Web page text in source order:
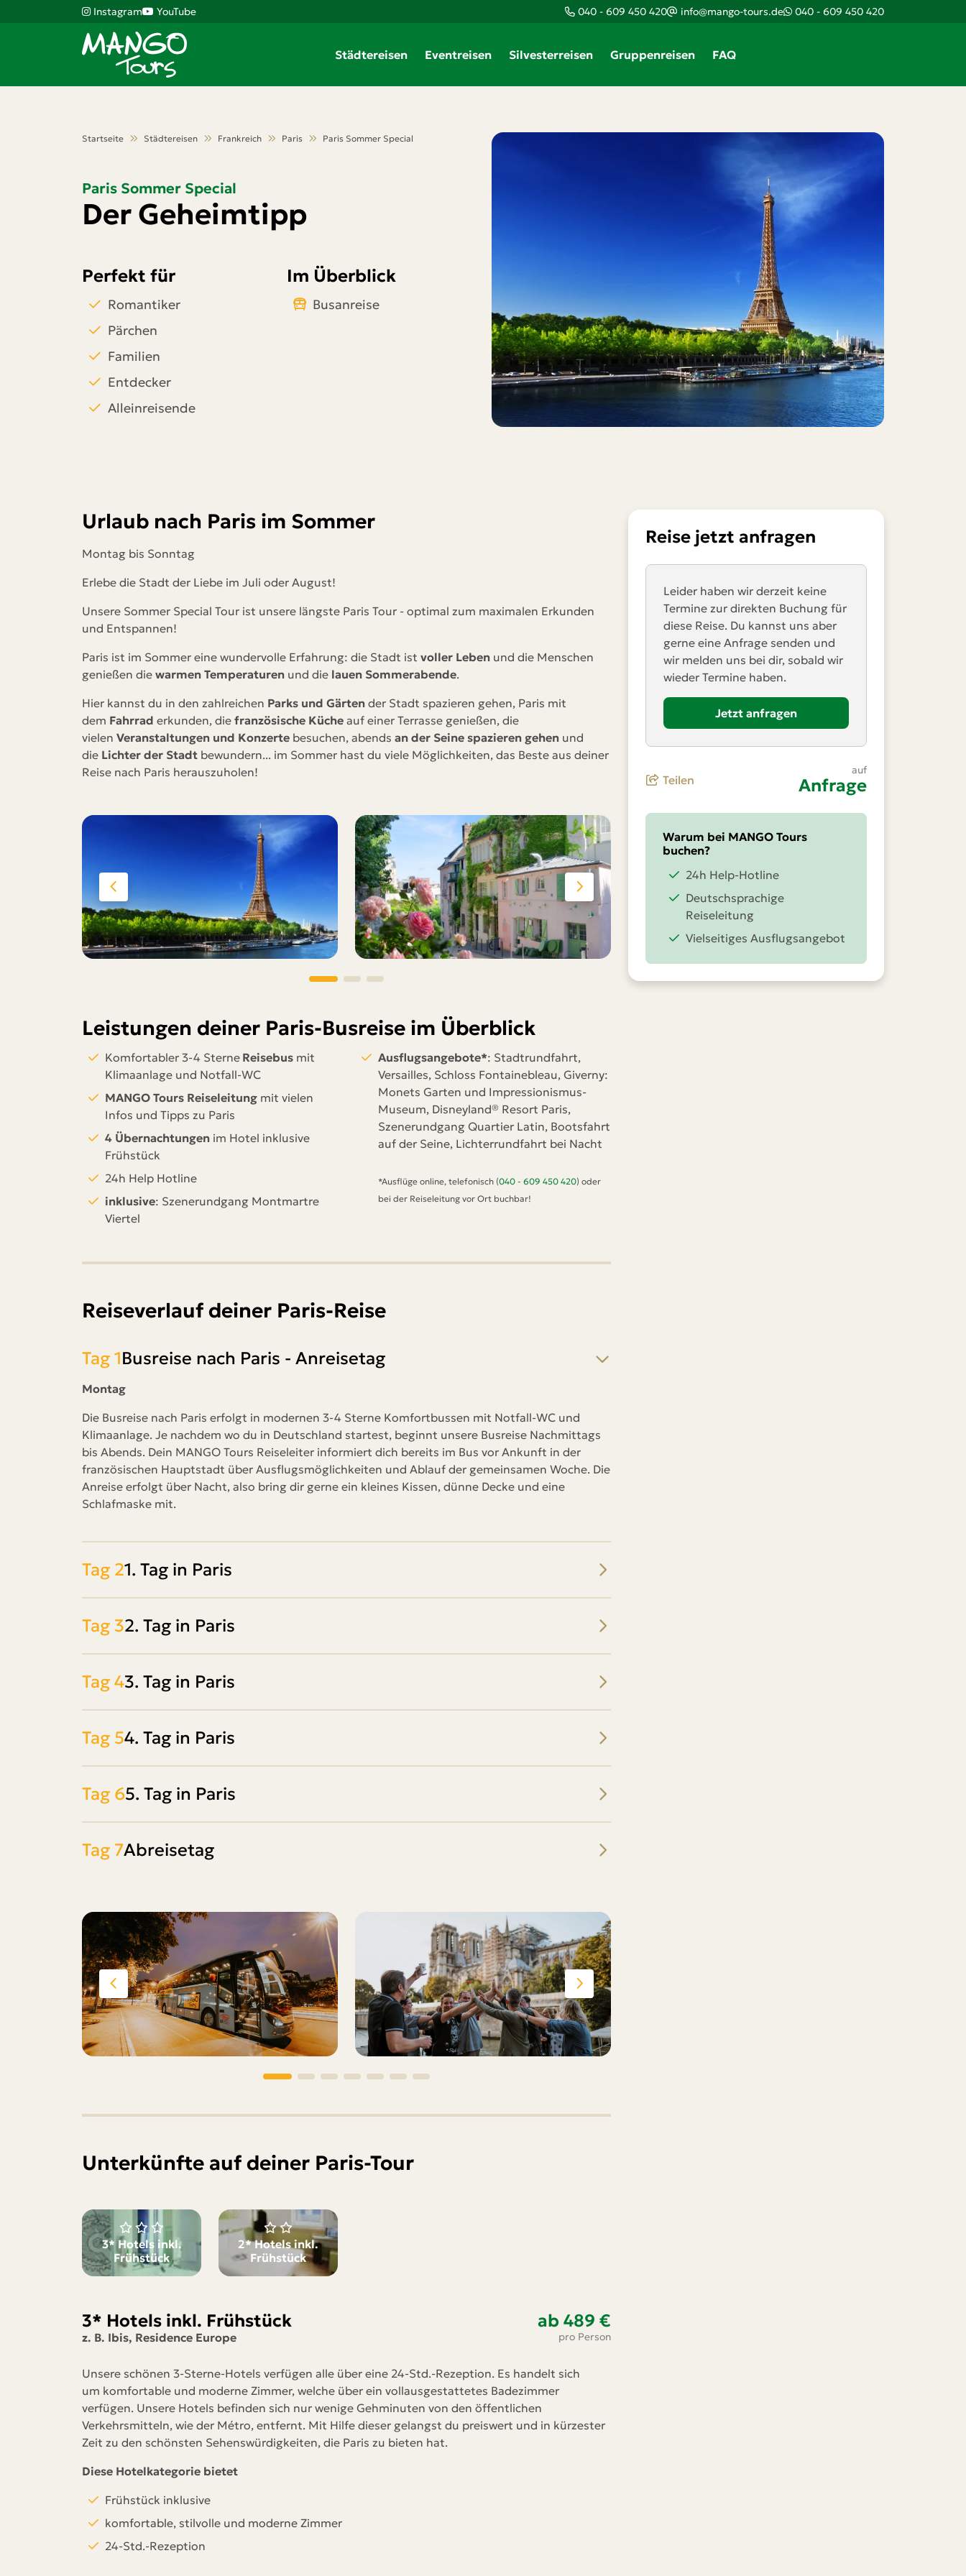
Instagram YouTube 040 - 609 450 420 info@mango-tours.de 040 - 609 450 420
Städtereisen Eventreisen Silvesterreisen Gruppenreisen FAQ
Startseite Städtereisen Frankreich Paris Paris Sommer Special
Paris Sommer Special
Der Geheimtipp
Perfekt für
Romantiker
Pärchen
Familien
Entdecker
Alleinreisende
Im Überblick
Busanreise
Urlaub nach Paris im Sommer
Montag bis Sonntag
Erlebe die Stadt der Liebe im Juli oder August!
Unsere Sommer Special Tour ist unsere längste Paris Tour - optimal zum maximalen Erkunden
und Entspannen!
Paris ist im Sommer eine wundervolle Erfahrung: die Stadt ist voller Leben und die Menschen
genießen die warmen Temperaturen und die lauen Sommerabende.
Hier kannst du in den zahlreichen Parks und Gärten der Stadt spazieren gehen, Paris mit
dem Fahrrad erkunden, die französische Küche auf einer Terrasse genießen, die
vielen Veranstaltungen und Konzerte besuchen, abends an der Seine spazieren gehen und
die Lichter der Stadt bewundern... im Sommer hast du viele Möglichkeiten, das Beste aus deiner
Reise nach Paris herauszuholen!
Leistungen deiner Paris-Busreise im Überblick
Komfortabler 3-4 Sterne Reisebus mit
Klimaanlage und Notfall-WC
MANGO Tours Reiseleitung mit vielen
Infos und Tipps zu Paris
4 Übernachtungen im Hotel inklusive
Frühstück
24h Help Hotline
inklusive: Szenerundgang Montmartre
Viertel
Ausflugsangebote*: Stadtrundfahrt,
Versailles, Schloss Fontainebleau, Giverny:
Monets Garten und Impressionismus-
Museum, Disneyland® Resort Paris,
Szenerundgang Quartier Latin, Bootsfahrt
auf der Seine, Lichterrundfahrt bei Nacht
*Ausflüge online, telefonisch (040 - 609 450 420) oder
bei der Reiseleitung vor Ort buchbar!
Reiseverlauf deiner Paris-Reise
Tag 1Busreise nach Paris - Anreisetag
Montag
Die Busreise nach Paris erfolgt in modernen 3-4 Sterne Komfortbussen mit Notfall-WC und
Klimaanlage. Je nachdem wo du in Deutschland startest, beginnt unsere Busreise Nachmittags
bis Abends. Dein MANGO Tours Reiseleiter informiert dich bereits im Bus vor Ankunft in der
französischen Hauptstadt über Ausflugsmöglichkeiten und Ablauf der gemeinsamen Woche. Die
Anreise erfolgt über Nacht, also bring dir gerne ein kleines Kissen, dünne Decke und eine
Schlafmaske mit.
Tag 21. Tag in Paris
Tag 32. Tag in Paris
Tag 43. Tag in Paris
Tag 54. Tag in Paris
Tag 65. Tag in Paris
Tag 7Abreisetag
Unterkünfte auf deiner Paris-Tour
3* Hotels inkl.
Frühstück
2* Hotels inkl.
Frühstück
3* Hotels inkl. Frühstück
z. B. Ibis, Residence Europe
ab 489 €
pro Person
Unsere schönen 3-Sterne-Hotels verfügen alle über eine 24-Std.-Rezeption. Es handelt sich
um komfortable und moderne Zimmer, welche über ein vollausgestattetes Badezimmer
verfügen. Unsere Hotels befinden sich nur wenige Gehminuten von den öffentlichen
Verkehrsmitteln, wie der Métro, entfernt. Mit Hilfe dieser gelangst du preiswert und in kürzester
Zeit zu den schönsten Sehenswürdigkeiten, die Paris zu bieten hat.
Diese Hotelkategorie bietet
Frühstück inklusive
komfortable, stilvolle und moderne Zimmer
24-Std.-Rezeption
Reise jetzt anfragen
Leider haben wir derzeit keine
Termine zur direkten Buchung für
diese Reise. Du kannst uns aber
gerne eine Anfrage senden und
wir melden uns bei dir, sobald wir
wieder Termine haben.
Jetzt anfragen
Teilen
Teile diese Reise
Der Geheimtipp
WhatsApp
Telegram
per E-Mail senden
auf
Anfrage
Warum bei MANGO Tours
buchen?
24h Help-Hotline
Deutschsprachige
Reiseleitung
Vielseitiges Ausflugsangebot